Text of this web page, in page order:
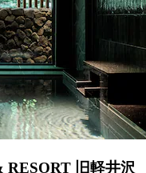
旧軽井沢